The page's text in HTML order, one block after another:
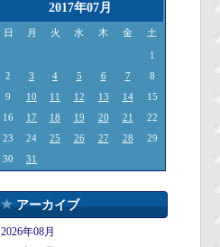
2017年07月
日 月 火 水 木 金 土
1
2
3 4 5 6 7
8
9
10 11 12 13 14
15
16
17 18 19 20 21
22
23
24 25 26 27 28
29
30
31
アーカイブ
2026年08月